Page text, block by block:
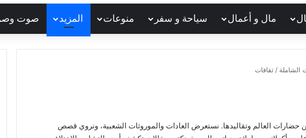
مال و أعمال سياحة و سفر منوعات المزيد صوت
الشاملة / ثقافات
حضارات العالم وتقاليدها. نستعرض العادات والموروثات الشعبية، ونروي قصص